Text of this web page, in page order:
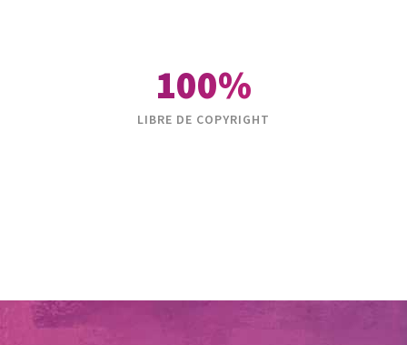
100%
LIBRE DE COPYRIGHT